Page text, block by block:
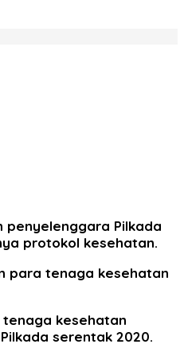
penyelenggara Pilkada
protokol kesehatan.
para tenaga kesehatan
kesehatan
serentak 2020.